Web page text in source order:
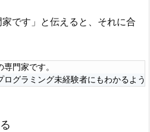
です」と伝えると、それに合
門家です。
グラミング未経験者にもわかるよう